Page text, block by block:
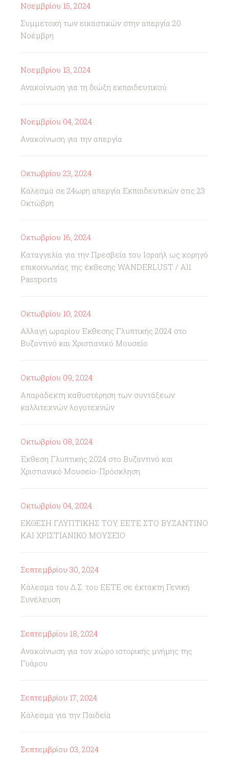
Νοεμβρίου 15, 2024
Συμμετοχή των εικαστικών στην απεργία 20
Νοέμβρη
Νοεμβρίου 13, 2024
Ανακοίνωση για τη διώξη εκπαιδευτικού
Νοεμβρίου 04, 2024
Ανακοίνωση για την απεργία
Οκτωβρίου 23, 2024
Κάλεσμα σε 24ωρη απεργία Εκπαιδευτικών στις 23
Οκτώβρη
Οκτωβρίου 16, 2024
Καταγγελία για την Πρεσβεία του Ισραήλ ως χορηγό
επικοινωνίας της έκθεσης WANDERLUST / All
Passports
Οκτωβρίου 10, 2024
Αλλαγή ωραρίου Έκθεσης Γλυπτικής 2024 στο
Βυζαντινό και Χριστιανικό Μουσείο
Οκτωβρίου 09, 2024
Απαράδεκτη καθυστέρηση των συντάξεων
καλλιτεχνών λογοτεχνών
Οκτωβρίου 08, 2024
Έκθεση Γλυπτικής 2024 στο Βυζαντινό και
Χριστιανικό Μουσείο-Πρόσκληση
Οκτωβρίου 04, 2024
ΕΚΘΕΣΗ ΓΛΥΠΤΙΚΗΣ ΤΟΥ ΕΕΤΕ ΣΤΟ ΒΥΖΑΝΤΙΝΟ
ΚΑΙ ΧΡΙΣΤΙΑΝΙΚΟ ΜΟΥΣΕΙΟ
Σεπτεμβρίου 30, 2024
Κάλεσμα του Δ.Σ. του ΕΕΤΕ σε έκτακτη Γενική
Συνέλευση
Σεπτεμβρίου 18, 2024
Ανακοίνωση για τον χώρο ιστορικής μνήμης της
Γυάρου
Σεπτεμβρίου 17, 2024
Κάλεσμα για την Παιδεία
Σεπτεμβρίου 03, 2024